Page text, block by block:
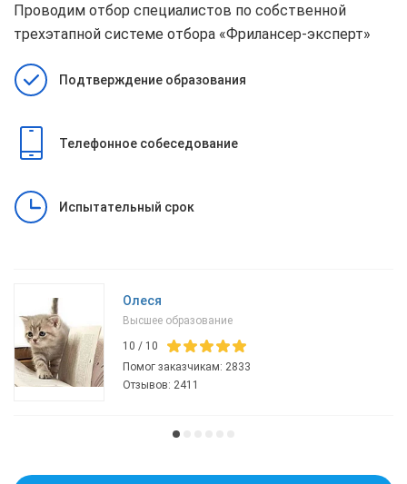
Проводим отбор специалистов по собственной
трехэтапной системе отбора «Фрилансер-эксперт»
Подтверждение образования
Телефонное собеседование
Испытательный срок
Олеся
Высшее образование
10 / 10
Помог заказчикам: 2833
Отзывов: 2411